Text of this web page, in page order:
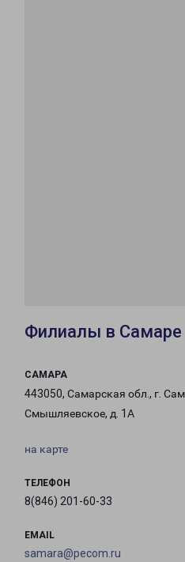
Филиалы в Самаре
САМАРА
443050, Самарская обл., г.
Смышляевское, д. 1А
на карте
ТЕЛЕФОН
8(846) 201-60-33
EMAIL
samara@pecom.ru